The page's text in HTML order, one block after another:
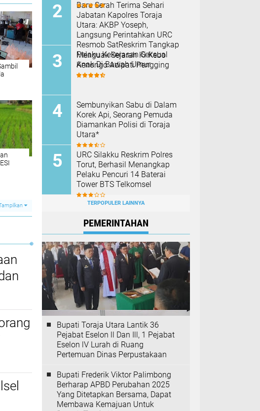
Baru Serah Terima Sehari
Jabatan Kapolres Toraja
Utara: AKBP Yoseph,
Langsung Perintahkan URC
Resmob SatReskrim Tangkap
Pelaku Kekerasan Seksual
Anak Di Bawah Umur
Menguak Sejarah Ki Kebo
Kenongo Adipati Pengging
Sembunyikan Sabu di Dalam
Korek Api, Seorang Pemuda
Diamankan Polisi di Toraja
Utara*
URC Silakku Reskrim Polres
Torut, Berhasil Menangkap
Pelaku Pencuri 14 Baterai
Tower BTS Telkomsel
TERPOPULER LAINNYA
PEMERINTAHAN
Bupati Toraja Utara Lantik 36
Pejabat Eselon ll Dan Ill, 1 Pejabat
Eselon lV Lurah di Ruang
Pertemuan Dinas Perpustakaan
Bupati Frederik Viktor Palimbong
Berharap APBD Perubahan 2025
Yang Ditetapkan Bersama, Dapat
Membawa Kemajuan Untuk